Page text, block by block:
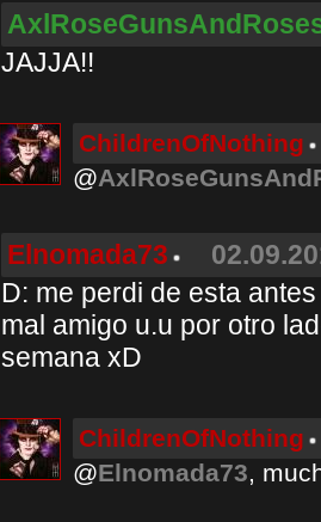
JAJJA!!
ChildrenOfNothing
@
Elnomada73
D: me perdi de esta
mal amigo u.u por otro
semana xD
ChildrenOfNothing
@Elnomada73,